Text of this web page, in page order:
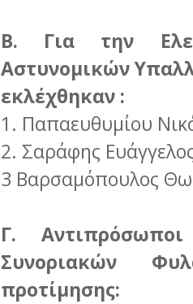
Β. Για την
Αστυνομικών
εκλέχθηκαν :
1. Παπαευθυμίου
2. Σαράφης
3 Βαρσαμόπουλος
Γ.
Συνοριακών
προτίμησης: